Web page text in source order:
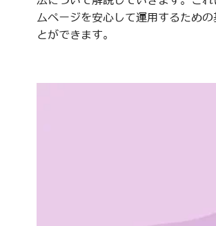
ムページを安心して運用するための
とができます。